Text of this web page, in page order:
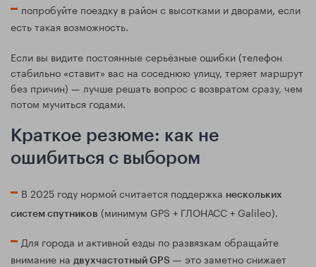
попробуйте поездку в район с высотками и дворами, если
есть такая возможность.
Если вы видите постоянные серьёзные ошибки (телефон
стабильно «ставит» вас на соседнюю улицу, теряет маршрут
без причин) — лучше решать вопрос с возвратом сразу, чем
потом мучиться годами.
Краткое резюме: как не
ошибиться с выбором
В 2025 году нормой считается поддержка нескольких
систем спутников (минимум GPS + ГЛОНАСС + Galileo).
Для города и активной езды по развязкам обращайте
внимание на двухчастотный GPS — это заметно снижает